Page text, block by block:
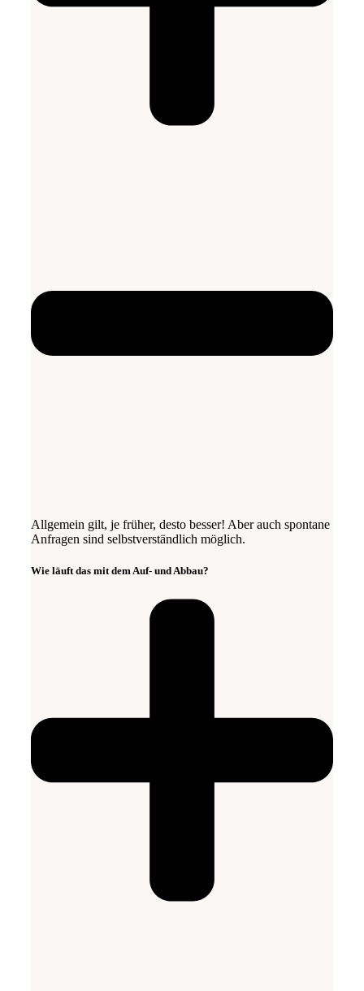
Allgemein gilt, je früher, desto besser! Aber auch spontane
Anfragen sind selbstverständlich möglich.
Wie läuft das mit dem Auf- und Abbau?